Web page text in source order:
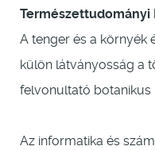
Természettudományi
A tenger és a környék
külön látványosság a
felvonultató botanikus
Az informatika és